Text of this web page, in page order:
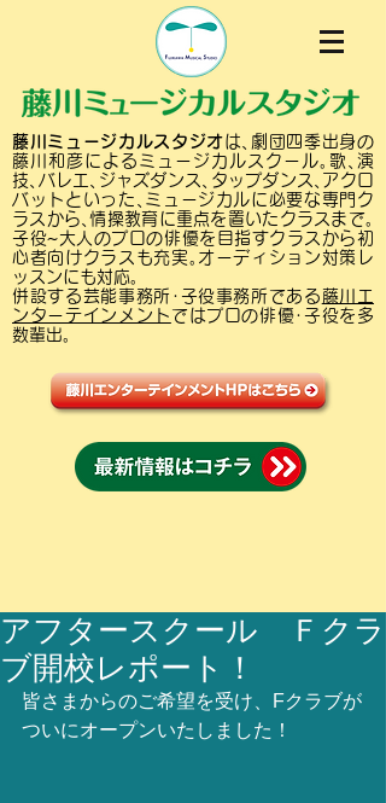
藤川ミュージカルスタジオは､劇団四季出身の
藤川和彦によるミュージカルスクール｡歌､演
技､バレエ､ジャズダンス､タップダンス､アクロ
バットといった､ミュージカルに必要な専門ク
ラスから､情操教育に重点を置いたクラスまで｡
子役~大人のプロの俳優を目指すクラスから初
心者向けクラスも充実｡オーディション対策レ
ッスンにも対応｡
併設する芸能事務所･子役事務所である 藤川エ
ンターテインメント ではプロの俳優･子役を多
数輩出｡
アフタースクール Ｆクラ
ブ開校レポート！
皆さまからのご希望を受け、Fクラブが
ついにオープンいたしました！